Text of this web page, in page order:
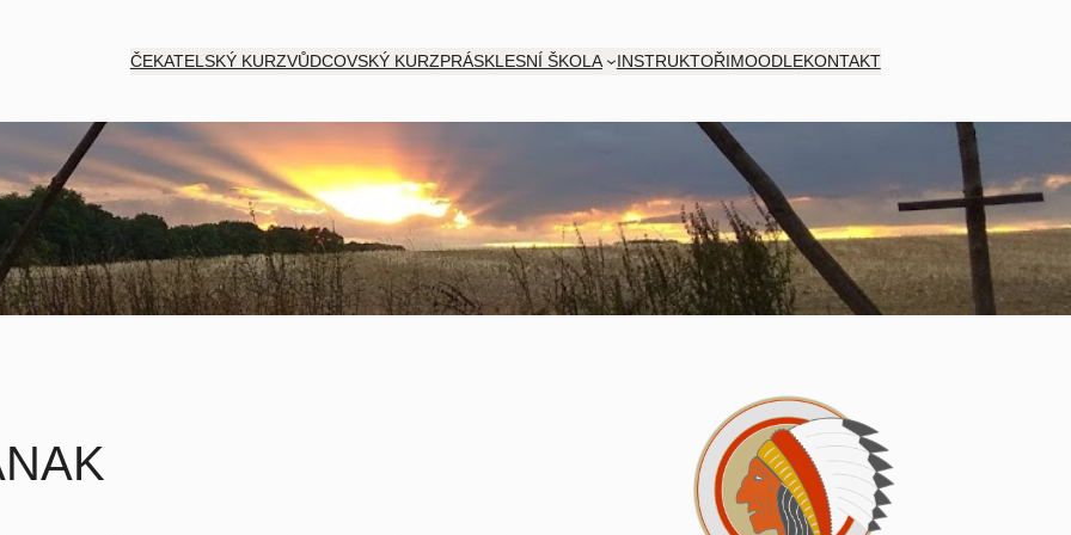
ČEKATELSKÝ KURZVŮDCOVSKÝ KURZPRÁSKLESNÍ ŠKOLA INSTRUKTOŘIMOODLEKONTAKT